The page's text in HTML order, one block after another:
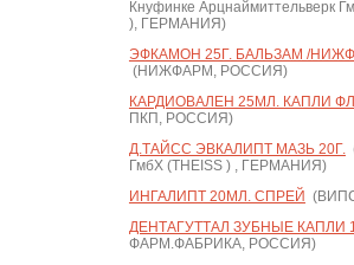
Кнуфинке Арцнаймиттельверк
), ГЕРМАНИЯ)
ЭФКАМОН 25Г. БАЛЬЗАМ /
(НИЖФАРМ, РОССИЯ)
КАРДИОВАЛЕН 25МЛ. КАПЛИ
ПКП, РОССИЯ)
Д.ТАЙСС ЭВКАЛИПТ МАЗЬ 20Г.
ГмбХ (THEISS ) , ГЕРМАНИЯ)
ИНГАЛИПТ 20МЛ. СПРЕЙ
ДЕНТАГУТТАЛ ЗУБНЫЕ КАПЛИ
ФАРМ.ФАБРИКА, РОССИЯ)